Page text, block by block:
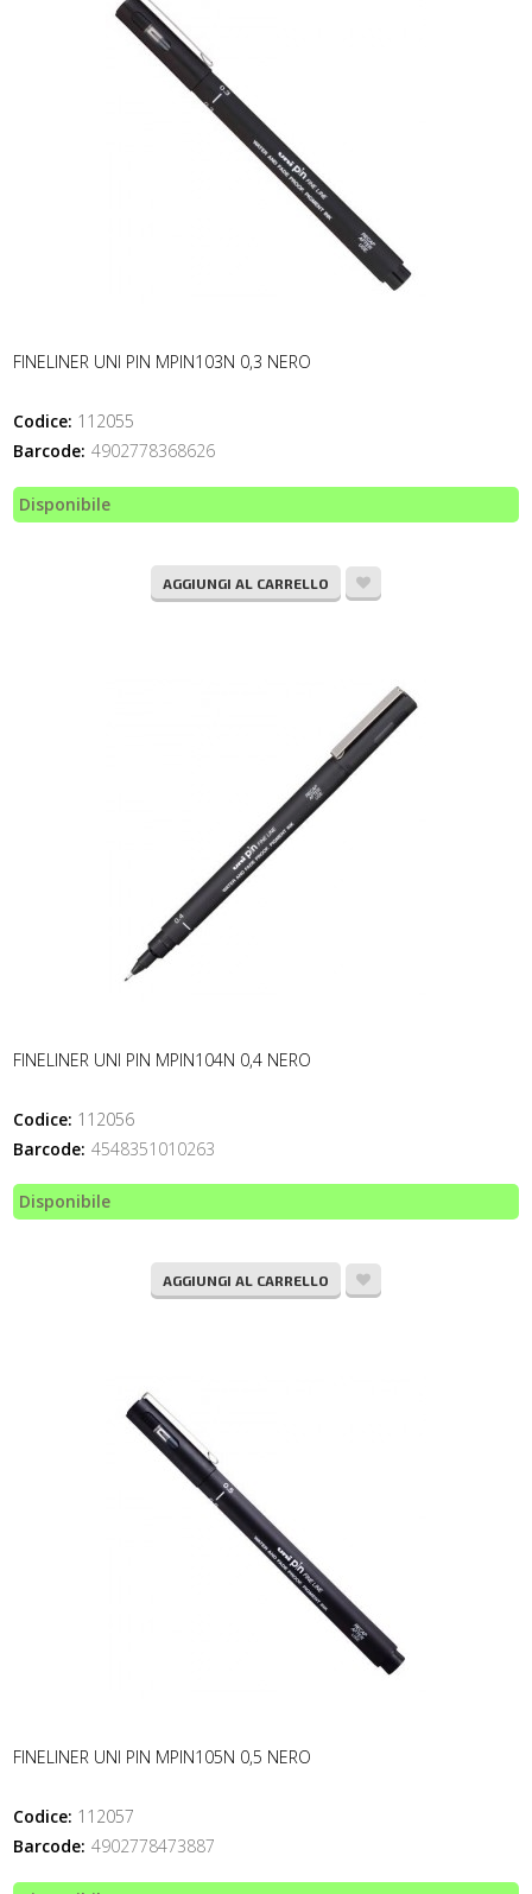
FINELINER UNI PIN MPIN103N 0,3 NERO
Codice: 112055
Barcode: 4902778368626
Disponibile
AGGIUNGI AL CARRELLO
FINELINER UNI PIN MPIN104N 0,4 NERO
Codice: 112056
Barcode: 4548351010263
Disponibile
AGGIUNGI AL CARRELLO
FINELINER UNI PIN MPIN105N 0,5 NERO
Codice: 112057
Barcode: 4902778473887